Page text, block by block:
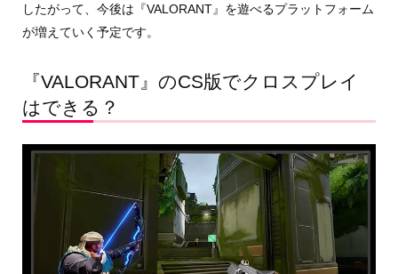
したがって、今後は『VALORANT』を遊べるプラットフォーム
が増えていく予定です。
『VALORANT』のCS版でクロスプレイ
はできる？